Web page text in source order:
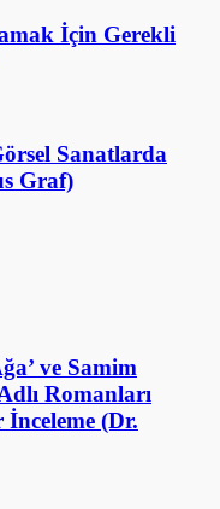
İçin Gerekli
Sanatlarda
Graf)
ve Samim
Romanları
İnceleme (Dr.